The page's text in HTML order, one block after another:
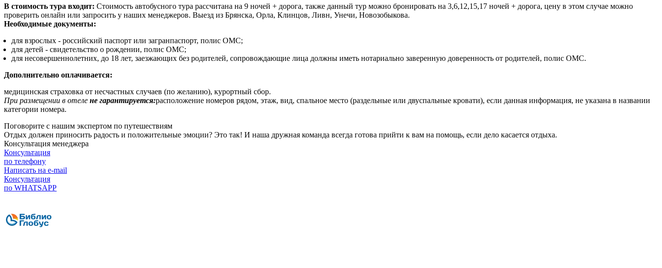
В стоимость тура входит: Стоимость автобусного тура рассчитана на 9 ночей + дорога, также данный тур можно бронировать на 3,6,12,15,17 ночей + дорога, цену в этом случае можно
проверить онлайн или запросить у наших менеджеров. Выезд из Брянска, Орла, Клинцов, Ливн, Унечи, Новозобыкова.
Необходимые документы:
для взрослых - российский паспорт или загранпаспорт, полис ОМС;
для детей - свидетельство о рождении, полис ОМС;
для несовершеннолетних, до 18 лет, заезжающих без родителей, сопровождающие лица должны иметь нотариально заверенную доверенность от родителей, полис ОМС.
Дополнительно оплачивается:
медицинская страховка от несчастных случаев (по желанию), курортный сбор.
При размещении в отеле не гарантируется:расположение номеров рядом, этаж, вид, спальное место (раздельные или двуспальные кровати), если данная информация, не указана в названии
категории номера.
Поговорите с нашим экспертом по путешествиям
Отдых должен приносить радость и положительные эмоции? Это так! И наша дружная команда всегда готова прийти к вам на помощь, если дело касается отдыха.
Консультация менеджера
Консультация
по телефону
Написать на e-mail
Консультация
по WHATSAPP